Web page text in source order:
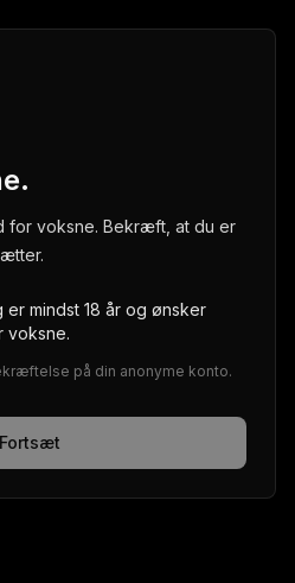
for voksne. Bekræft, at du er
mindst 18 år og ønsker
voksne.
på din anonyme konto.
Fortsæt